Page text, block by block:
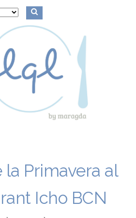
de luculus
la Primavera al
Icho BCN